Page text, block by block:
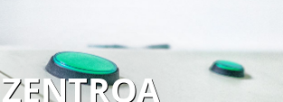
ZENTROA